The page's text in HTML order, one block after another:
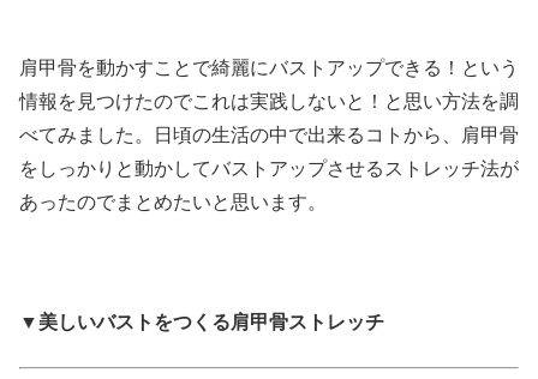
肩甲骨を動かすことで綺麗にバストアップできる！という
情報を見つけたのでこれは実践しないと！と思い方法を調
べてみました。日頃の生活の中で出来るコトから、肩甲骨
をしっかりと動かしてバストアップさせるストレッチ法が
あったのでまとめたいと思います。
▼美しいバストをつくる肩甲骨ストレッチ